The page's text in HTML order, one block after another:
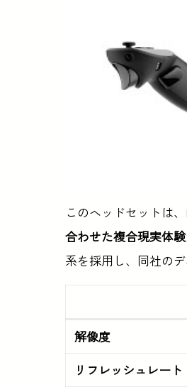
このヘッドセットは
合わせた複合現実体
系を採用し、同社の
解像度
リフレッシュレート